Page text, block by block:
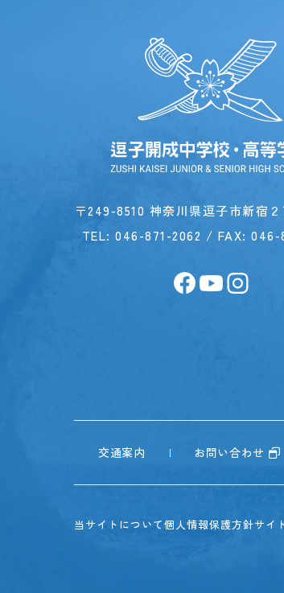
〒249-8510 神奈川県逗子市新宿
TEL:046-871-2062 / FAX: 046-
交通案内 お問い合わせ
当サイトについて個人情報保護方針サイ